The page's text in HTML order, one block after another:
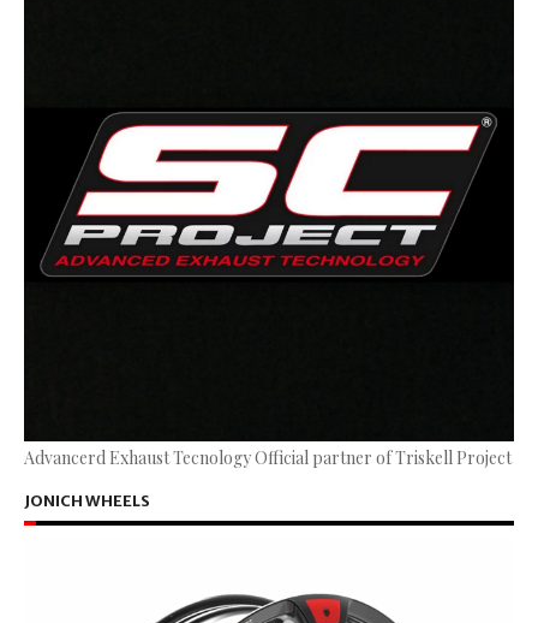
Advancerd Exhaust Tecnology Official partner of Triskell Project
JONICH WHEELS